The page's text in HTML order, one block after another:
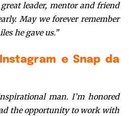
leader, mentor and friend
May we forever remember
he gave us.”
e Snap da
man. I’m honored
the opportunity to work with